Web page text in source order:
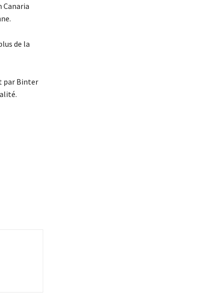
Canaria
de la
par Binter